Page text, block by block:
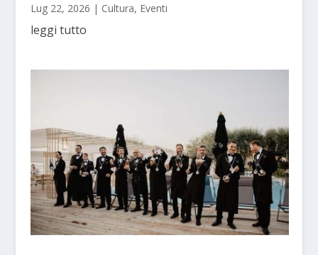
Lug 22, 2026 | Cultura, Eventi
leggi tutto